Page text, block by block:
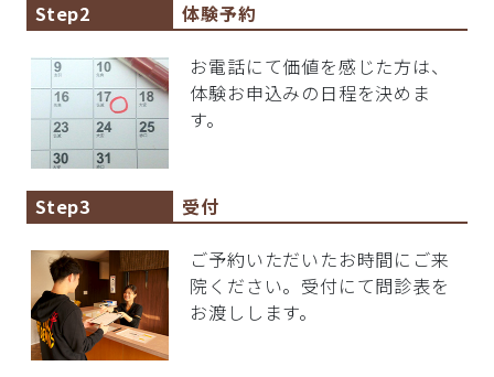
Step2
体験予約
お電話にて価値を感じた方は、
体験お申込みの日程を決めま
す。
Step3
受付
ご予約いただいたお時間にご来
院ください。受付にて問診表を
お渡しします。